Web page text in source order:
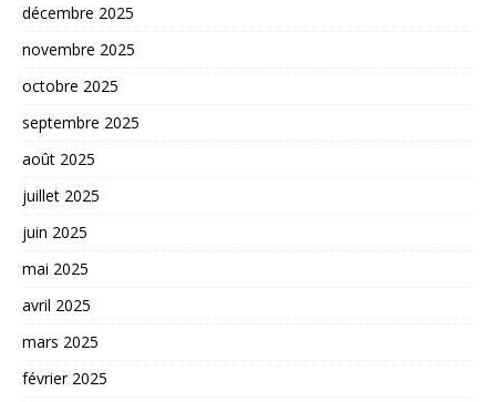
décembre 2025
novembre 2025
octobre 2025
septembre 2025
août 2025
juillet 2025
juin 2025
mai 2025
avril 2025
mars 2025
février 2025